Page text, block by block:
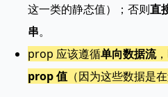
这一类的静态值）；否则直
串。
prop 应该遵循单向数据流
prop 值 （因为这些数据是在